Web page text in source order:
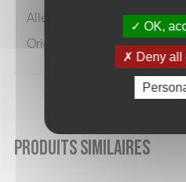
Allergène: Lait, Œufs
Origine du porc : France
Produits similaires
OK,
Deny